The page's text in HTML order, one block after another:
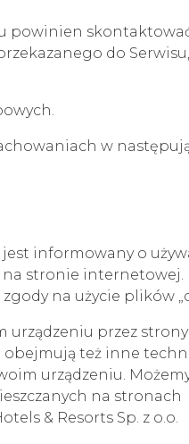
powinien
do
w
informowany o
stronie internetowej.
na użycie plików
urządzeniu przez
obejmują też inne
urządzeniu.
na stronach
& Resorts Sp. z o.o.